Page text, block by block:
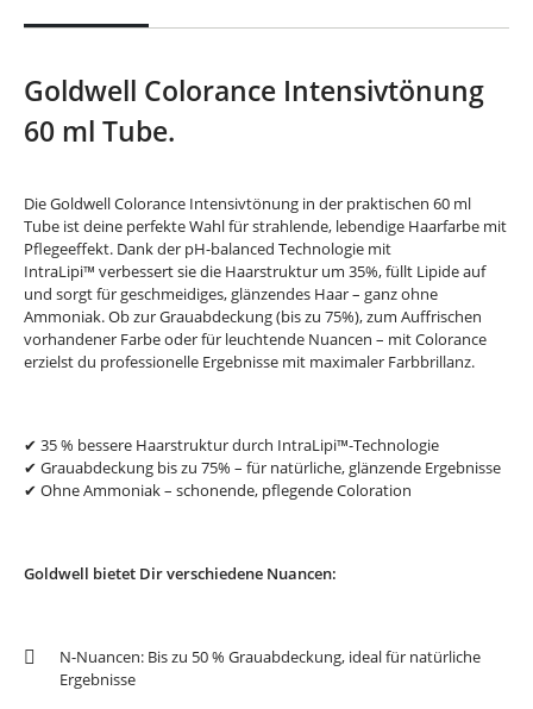
Goldwell Colorance Intensivtönung
60 ml Tube.
Die Goldwell Colorance Intensivtönung in der praktischen 60 ml
Tube ist deine perfekte Wahl für strahlende, lebendige Haarfarbe mit
Pflegeeffekt. Dank der pH-balanced Technologie mit
IntraLipi™ verbessert sie die Haarstruktur um 35%, füllt Lipide auf
und sorgt für geschmeidiges, glänzendes Haar – ganz ohne
Ammoniak. Ob zur Grauabdeckung (bis zu 75%), zum Auffrischen
vorhandener Farbe oder für leuchtende Nuancen – mit Colorance
erzielst du professionelle Ergebnisse mit maximaler Farbbrillanz.
✔ 35 % bessere Haarstruktur durch IntraLipi™-Technologie
✔ Grauabdeckung bis zu 75% – für natürliche, glänzende Ergebnisse
✔ Ohne Ammoniak – schonende, pflegende Coloration
Goldwell bietet Dir verschiedene Nuancen:
N-Nuancen: Bis zu 50 % Grauabdeckung, ideal für natürliche
Ergebnisse